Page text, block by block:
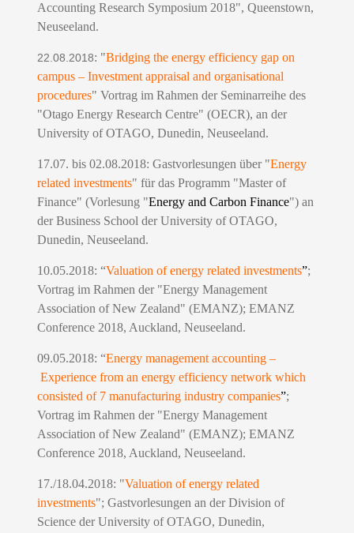
Accounting Research Symposium 2018", Queenstown,
Neuseeland.
22.08.2018: "Bridging the energy efficiency gap on
campus – Investment appraisal and organisational
procedures" Vortrag im Rahmen der Seminarreihe des
"Otago Energy Research Centre" (OECR), an der
University of OTAGO, Dunedin, Neuseeland.
17.07. bis 02.08.2018: Gastvorlesungen über "Energy
related investments" für das Programm "Master of
Finance" (Vorlesung "Energy and Carbon Finance") an
der Business School der University of OTAGO,
Dunedin, Neuseeland.
10.05.2018: “Valuation of energy related investments”;
Vortrag im Rahmen der "Energy Management
Association of New Zealand" (EMANZ); EMANZ
Conference 2018, Auckland, Neuseeland.
09.05.2018: “Energy management accounting –
Experience from an energy efficiency network which
consisted of 7 manufacturing industry companies”;
Vortrag im Rahmen der "Energy Management
Association of New Zealand" (EMANZ); EMANZ
Conference 2018, Auckland, Neuseeland.
17./18.04.2018: "Valuation of energy related
investments"; Gastvorlesungen an der Division of
Science der University of OTAGO, Dunedin,